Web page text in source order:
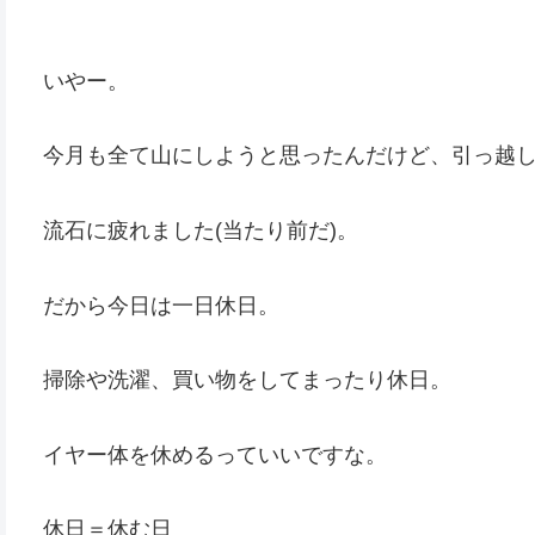
いやー。
今月も全て山にしようと思ったんだけど、引っ越
流石に疲れました(当たり前だ)。
だから今日は一日休日。
掃除や洗濯、買い物をしてまったり休日。
イヤー体を休めるっていいですな。
休日＝休む日